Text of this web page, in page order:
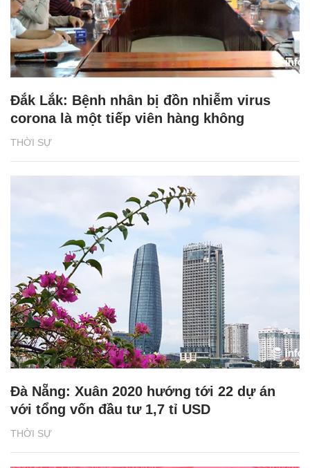
THỜI SỰ
Đắk Lắk: Bệnh nhân bị đồn nhiễm virus
corona là một tiếp viên hàng không
THỜI SỰ
Đà Nẵng: Xuân 2020 hướng tới 22 dự án
với tổng vốn đầu tư 1,7 tỉ USD